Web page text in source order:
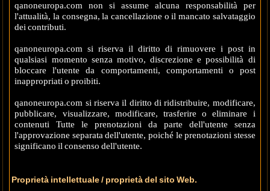
qanoneuropa.com non si assume alcuna responsabilità per
l'attualità, la consegna, la cancellazione o il mancato salvataggio
dei contributi.
qanoneuropa.com si riserva il diritto di rimuovere i post in
qualsiasi momento senza motivo, discrezione e possibilità di
bloccare l'utente da comportamenti, comportamenti o post
inappropriati o proibiti.
qanoneuropa.com si riserva il diritto di ridistribuire, modificare,
pubblicare, visualizzare, modificare, trasferire o eliminare i
contenuti Tutte le prenotazioni da parte dell'utente senza
l'approvazione separata dell'utente, poiché le prenotazioni stesse
significano il consenso dell'utente.
Proprietà intellettuale / proprietà del sito Web.